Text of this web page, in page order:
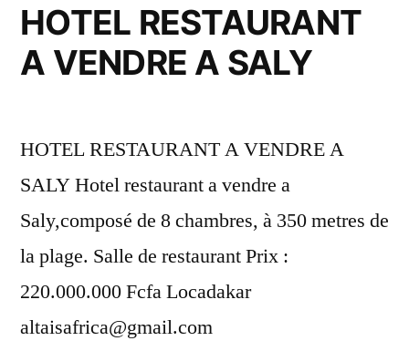
HOTEL RESTAURANT
A VENDRE A SALY
HOTEL RESTAURANT A VENDRE A
SALY Hotel restaurant a vendre a
Saly,composé de 8 chambres, à 350 metres de
la plage. Salle de restaurant Prix :
220.000.000 Fcfa Locadakar
altaisafrica@gmail.com